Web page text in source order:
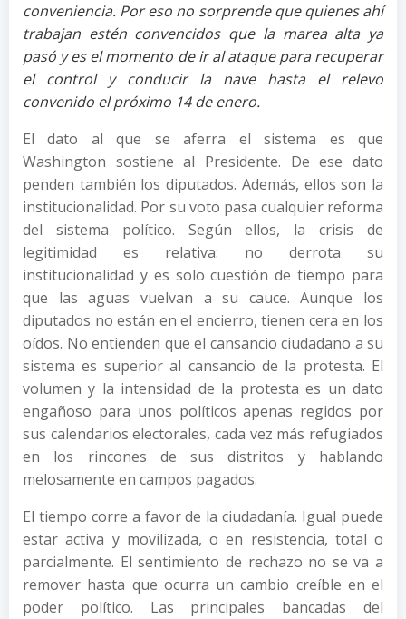
conveniencia. Por eso no sorprende que quienes ahí
trabajan estén convencidos que la marea alta ya
pasó y es el momento de ir al ataque para recuperar
el control y conducir la nave hasta el relevo
convenido el próximo 14 de enero.
El dato al que se aferra el sistema es que
Washington sostiene al Presidente. De ese dato
penden también los diputados. Además, ellos son la
institucionalidad. Por su voto pasa cualquier reforma
del sistema político. Según ellos, la crisis de
legitimidad es relativa: no derrota su
institucionalidad y es solo cuestión de tiempo para
que las aguas vuelvan a su cauce. Aunque los
diputados no están en el encierro, tienen cera en los
oídos. No entienden que el cansancio ciudadano a su
sistema es superior al cansancio de la protesta. El
volumen y la intensidad de la protesta es un dato
engañoso para unos políticos apenas regidos por
sus calendarios electorales, cada vez más refugiados
en los rincones de sus distritos y hablando
melosamente en campos pagados.
El tiempo corre a favor de la ciudadanía. Igual puede
estar activa y movilizada, o en resistencia, total o
parcialmente. El sentimiento de rechazo no se va a
remover hasta que ocurra un cambio creíble en el
poder político. Las principales bancadas del